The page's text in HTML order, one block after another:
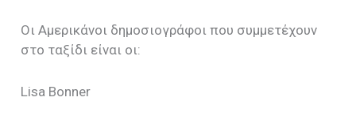
Οι Αμερικάνοι δημοσιογράφοι που συμμετέχουν
στο ταξίδι είναι οι:
Lisa Bonner